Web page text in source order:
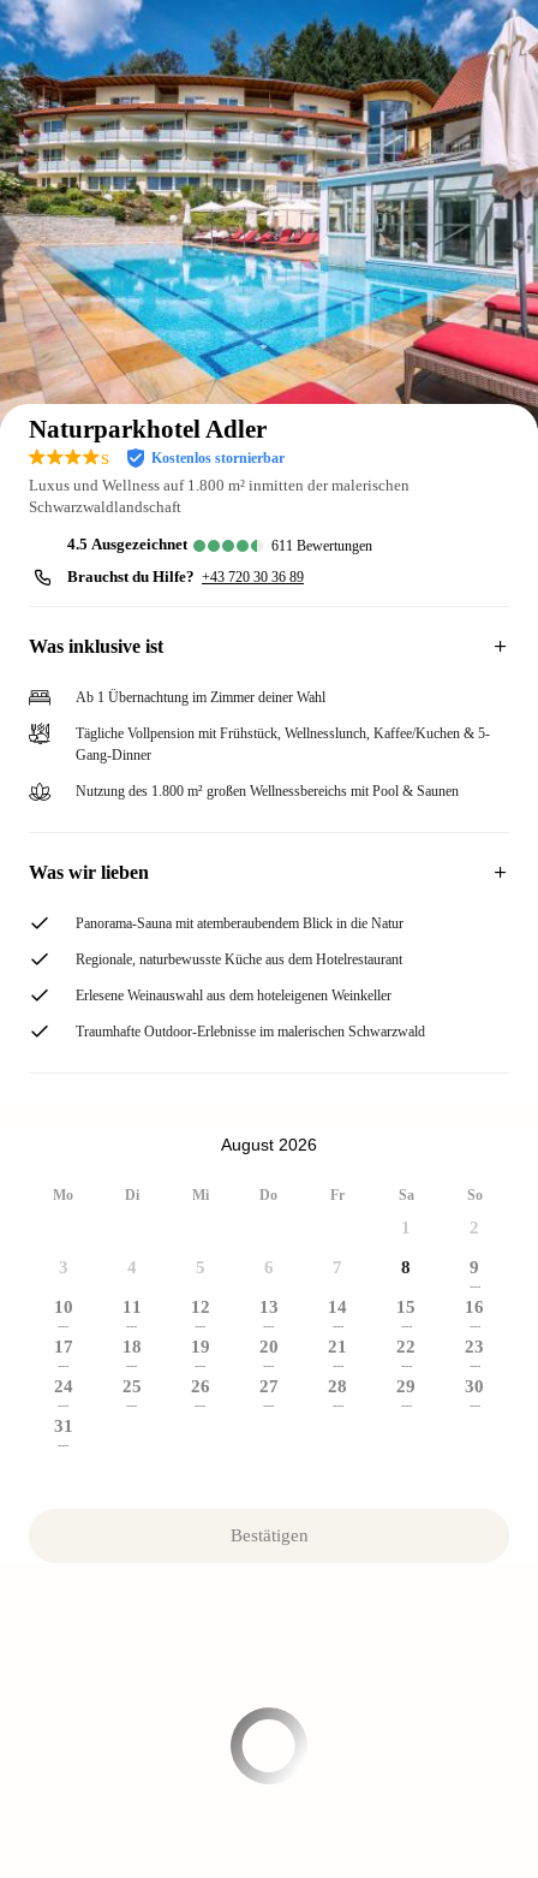
Auf der Karte anzeigen
Naturparkhotel Adler
s Kostenlos stornierbar
Luxus und Wellness auf 1.800 m² inmitten der malerischen
Schwarzwaldlandschaft
4.5 ausgezeichnet 611 Bewertungen
Brauchst du Hilfe? +43 720 30 36 89
Was inklusive ist
Ab 1 Übernachtung im Zimmer deiner Wahl
Tägliche Vollpension mit Frühstück, Wellnesslunch, Kaffee/Kuchen & 5-
Gang-Dinner
Nutzung des 1.800 m² großen Wellnessbereichs mit Pool & Saunen
Was wir lieben
Panorama-Sauna mit atemberaubendem Blick in die Natur
Regionale, naturbewusste Küche aus dem Hotelrestaurant
Erlesene Weinauswahl aus dem hoteleigenen Weinkeller
Traumhafte Outdoor-Erlebnisse im malerischen Schwarzwald
August 2026
Mo Di Mi Do Fr Sa So
1 2
3 4 5 6 7 8 9
---
10
---
11
---
12
---
13
---
14
---
15
---
16
---
17
---
18
---
19
---
20
---
21
---
22
---
23
---
24
---
25
---
26
---
27
---
28
---
29
---
30
---
31
---
Bestätigen